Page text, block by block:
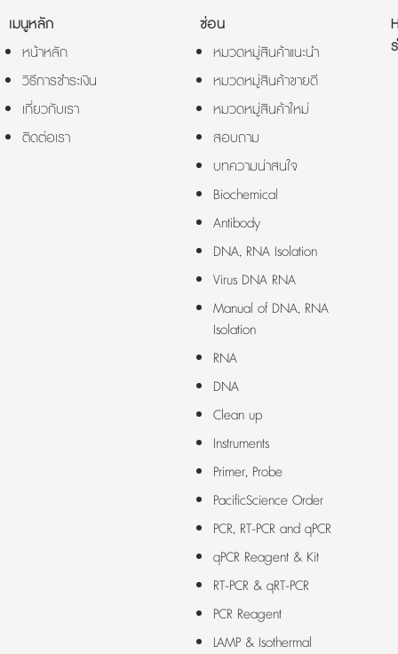
เมนูหลัก
หน้าหลัก
วิธีการชำระเงิน
เกี่ยวกับเรา
ติดต่อเรา
ซ่อน
หมวดหมู่สินค้าแนะนำ
หมวดหมู่สินค้าขายดี
หมวดหมู่สินค้าใหม่
สอบถาม
บทความน่าสนใจ
Biochemical
Antibody
DNA, RNA Isolation
Virus DNA RNA
Manual of DNA, RNA
Isolation
RNA
DNA
Clean up
Instruments
Primer, Probe
PacificScience Order
PCR, RT-PCR and qPCR
qPCR Reagent & Kit
RT-PCR & qRT-PCR
PCR Reagent
LAMP & Isothermal